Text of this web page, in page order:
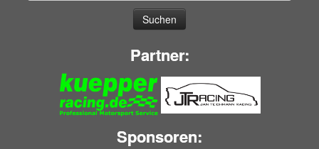
Partner:
Sponsoren: